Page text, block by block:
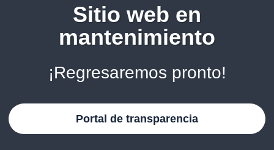
Sitio web en
mantenimiento
¡Regresaremos pronto!
Portal de transparencia